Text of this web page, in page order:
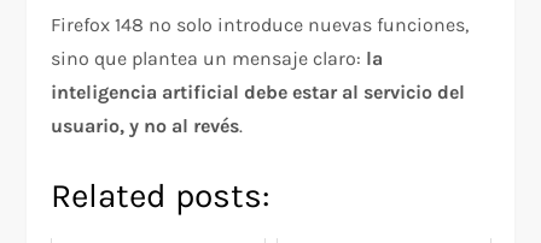
Firefox 148 no solo introduce nuevas funciones,
sino que plantea un mensaje claro: la
inteligencia artificial debe estar al servicio del
usuario, y no al revés.
Related posts: